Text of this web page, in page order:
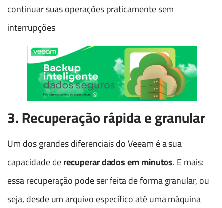
continuar suas operações praticamente sem
interrupções.
3. Recuperação rápida e granular
Um dos grandes diferenciais do Veeam é a sua
capacidade derecuperar dados em minutos. E mais:
essa recuperação pode ser feita de forma granular, ou
seja, desde um arquivo específico até uma máquina